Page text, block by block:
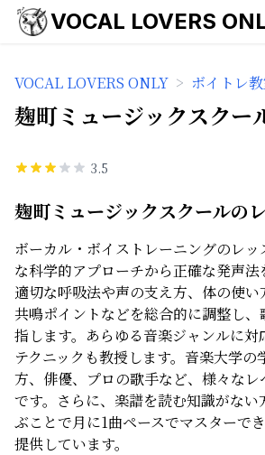
VOCAL LOVERS
VOCAL LOVERS ONLY > ボイトレ
麹町ミュージックスクー
3.5
麹町ミュージックスクールの
ボーカル・ボイストレーニングのレ
な科学的アプローチから正確な発声法
適切な呼吸法や声の支え方、体の使
共鳴ポイントなどを総合的に調整し、
指します。あらゆる音楽ジャンルに対
テクニックも教授します。音楽大学の
方、俳優、プロの歌手など、様々な
です。さらに、楽譜を読む知識がな
ぶことで月に1曲ペースでマスターで
提供しています。